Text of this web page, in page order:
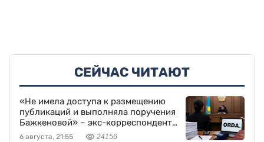
СЕЙЧАС ЧИТАЮТ
«Не имела доступа к размещению
публикаций и выполняла поручения
Бажкеновой» – экс-корреспондент
Orda.kz Дуйсенова
6 августа, 21:55 24156